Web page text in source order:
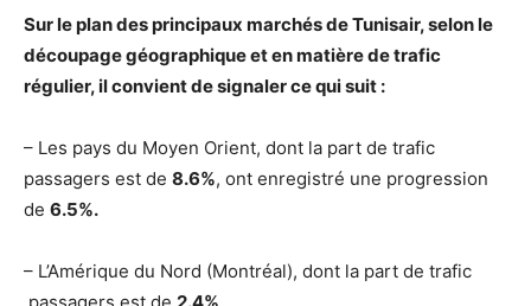
Sur le plan des principaux marchés de Tunisair, selon le
découpage géographique et en matière de trafic
régulier, il convient de signaler ce qui suit :
– Les pays du Moyen Orient, dont la part de trafic
passagers est de 8.6%, ont enregistré une progression
de 6.5%.
– L’Amérique du Nord (Montréal), dont la part de trafic
passagers est de 2.4%,